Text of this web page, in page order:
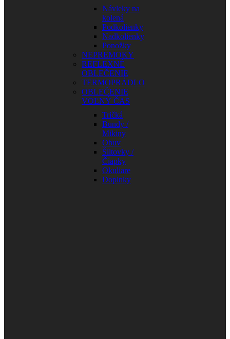
Návleky na
kolená
Podkolienky
Nadkolienky
Ponožky
NEPREMOKY
REFLEXNÉ
OBLEČENIE
TERMOPRÁDLO
OBLEČENIE
VOĽNÝ ČAS
Tričká
Bundy /
Mikiny
Obuv
Šiltovky /
Čiapky
Okuliare
Doplnky